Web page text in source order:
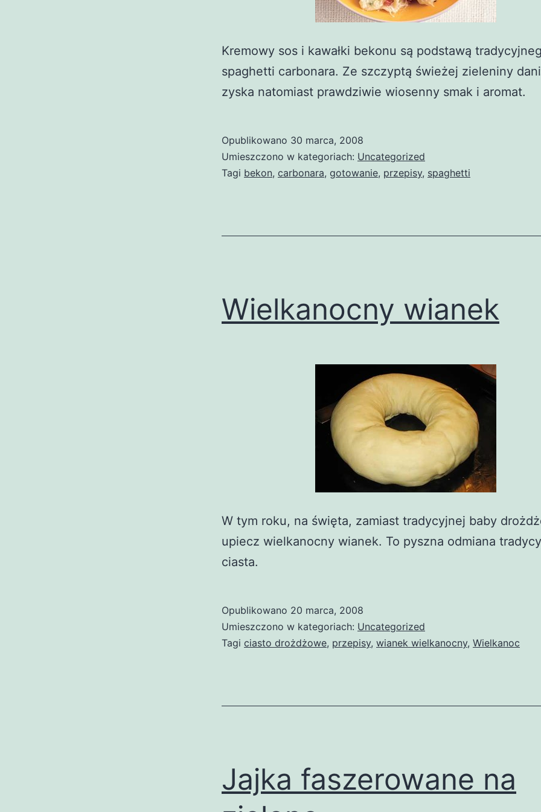
Kremowy sos i kawałki bekonu są podstawą
spaghetti carbonara. Ze szczyptą świeżej zieleniny
zyska natomiast prawdziwie wiosenny smak i aromat.
Opublikowano 30 marca, 2008
Umieszczono w kategoriach: Uncategorized
Tagi bekon, carbonara, gotowanie, przepisy, spaghetti
Wielkanocny wianek
W tym roku, na święta, zamiast tradycyjnej baby
upiecz wielkanocny wianek. To pyszna odmiana
ciasta.
Opublikowano 20 marca, 2008
Umieszczono w kategoriach: Uncategorized
Tagi ciasto drożdżowe, przepisy, wianek wielkanocny, Wielkanoc
Jajka faszerowane na